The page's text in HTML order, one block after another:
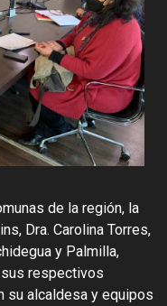
de la región, la
Dra. Carolina Torres,
y Palmilla,
respectivos
su alcaldesa y equipos